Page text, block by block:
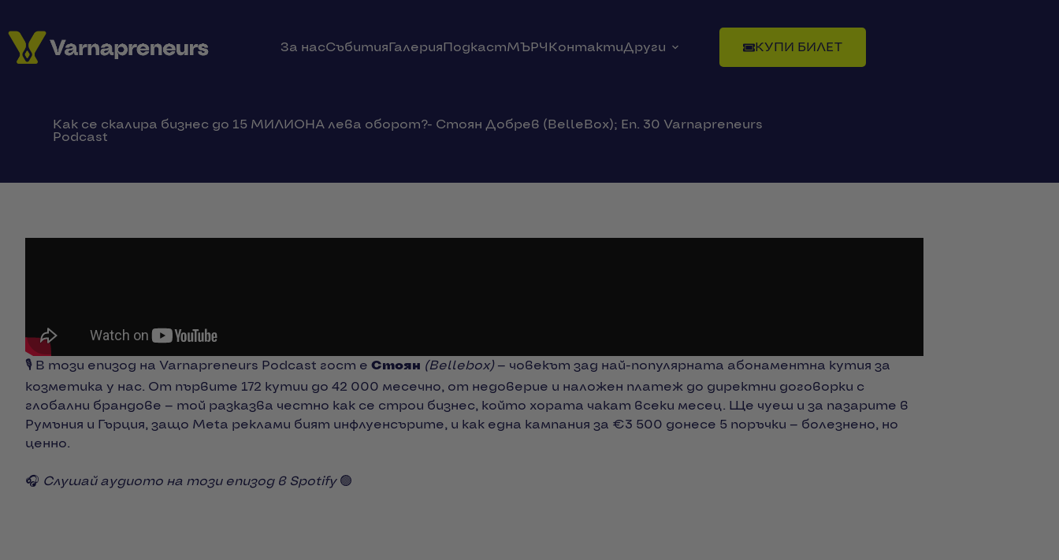
За насСъбитияГалерияПодкастМЪРЧКонтактиДруги КУПИ БИЛЕТ
Как се скалира бизнес до 15 МИЛИОНА лева оборот?- Стоян Добрев (BelleBox); Еп. 30 Varnapreneurs
Podcast
🎙️ В този епизод на Varnapreneurs Podcast гост е Стоян (Bellebox)— човекът зад най-популярната абонаментна кутия за
козметика у нас. От първите 172 кутии до 42 000 месечно, от недоверие и наложен платеж до директни договорки с
глобални брандове — той разказва честно как се строи бизнес, който хората чакат всеки месец. Ще чуеш и за пазарите в
Румъния и Гърция, защо Meta реклами бият инфлуенсърите, и как една кампания за €3 500 донесе 5 поръчки — болезнено, но
ценно.
🎧 Слушай аудиото на този епизод в Spotify🟢